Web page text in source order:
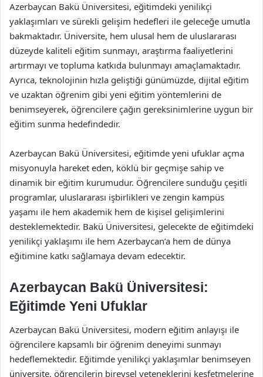
Azerbaycan Bakü Üniversitesi, eğitimdeki yenilikçi
yaklaşımları ve sürekli gelişim hedefleri ile geleceğe umutla
bakmaktadır. Üniversite, hem ulusal hem de uluslararası
düzeyde kaliteli eğitim sunmayı, araştırma faaliyetlerini
artırmayı ve topluma katkıda bulunmayı amaçlamaktadır.
Ayrıca, teknolojinin hızla geliştiği günümüzde, dijital eğitim
ve uzaktan öğrenim gibi yeni eğitim yöntemlerini de
benimseyerek, öğrencilere çağın gereksinimlerine uygun bir
eğitim sunma hedefindedir.
Azerbaycan Bakü Üniversitesi, eğitimde yeni ufuklar açma
misyonuyla hareket eden, köklü bir geçmişe sahip ve
dinamik bir eğitim kurumudur. Öğrencilere sunduğu çeşitli
programlar, uluslararası işbirlikleri ve zengin kampüs
yaşamı ile hem akademik hem de kişisel gelişimlerini
desteklemektedir. Bakü Üniversitesi, gelecekte de eğitimdeki
yenilikçi yaklaşımı ile hem Azerbaycan’a hem de dünya
eğitimine katkı sağlamaya devam edecektir.
Azerbaycan Bakü Üniversitesi:
Eğitimde Yeni Ufuklar
Azerbaycan Bakü Üniversitesi, modern eğitim anlayışı ile
öğrencilere kapsamlı bir öğrenim deneyimi sunmayı
hedeflemektedir. Eğitimde yenilikçi yaklaşımlar benimseyen
üniversite, öğrencilerin bireysel yeteneklerini keşfetmelerine